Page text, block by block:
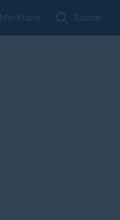
Merkliste Suche